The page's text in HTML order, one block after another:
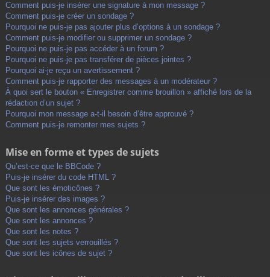
Comment puis-je insérer une signature à mon message ?
Comment puis-je créer un sondage ?
Pourquoi ne puis-je pas ajouter plus d’options à un sondage ?
Comment puis-je modifier ou supprimer un sondage ?
Pourquoi ne puis-je pas accéder à un forum ?
Pourquoi ne puis-je pas transférer de pièces jointes ?
Pourquoi ai-je reçu un avertissement ?
Comment puis-je rapporter des messages à un modérateur ?
À quoi sert le bouton « Enregistrer comme brouillon » affiché lors de la
rédaction d’un sujet ?
Pourquoi mon message a-t-il besoin d’être approuvé ?
Comment puis-je remonter mes sujets ?
Mise en forme et types de sujets
Qu’est-ce que le BBCode ?
Puis-je insérer du code HTML ?
Que sont les émoticônes ?
Puis-je insérer des images ?
Que sont les annonces générales ?
Que sont les annonces ?
Que sont les notes ?
Que sont les sujets verrouillés ?
Que sont les icônes de sujet ?